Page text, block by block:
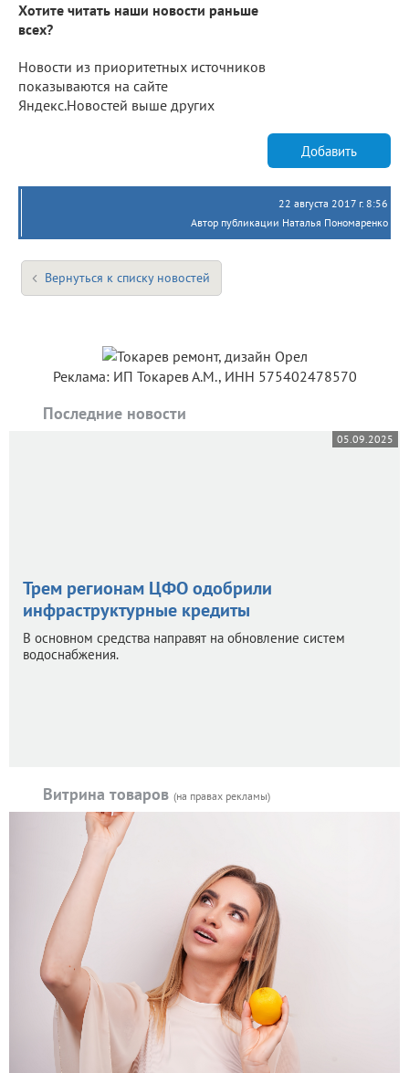
Хотите читать наши новости раньше
всех?
Новости из приоритетных источников
показываются на сайте
Яндекс.Новостей выше других
Добавить
22 августа 2017 г. 8:56
Автор публикации Наталья Пономаренко
Вернуться к списку новостей
Реклама: ИП Токарев А.М., ИНН 575402478570
Последние новости
05.09.2025
Трем регионам ЦФО одобрили
инфраструктурные кредиты
В основном средства направят на обновление систем
водоснабжения.
Витрина товаров (на правах рекламы)